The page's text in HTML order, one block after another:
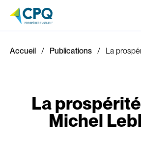
Accueil Publications La
La
Michel